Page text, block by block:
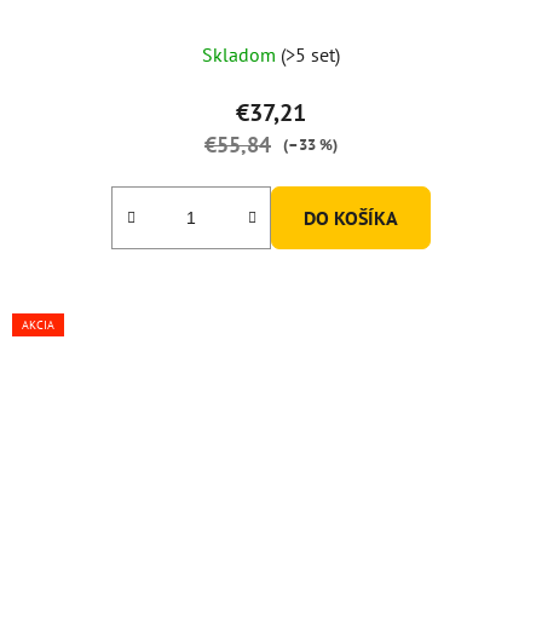
Skladom (>5 set)
€37,21
€55,84 (–33 %)
DO KOŠÍKA
AKCIA